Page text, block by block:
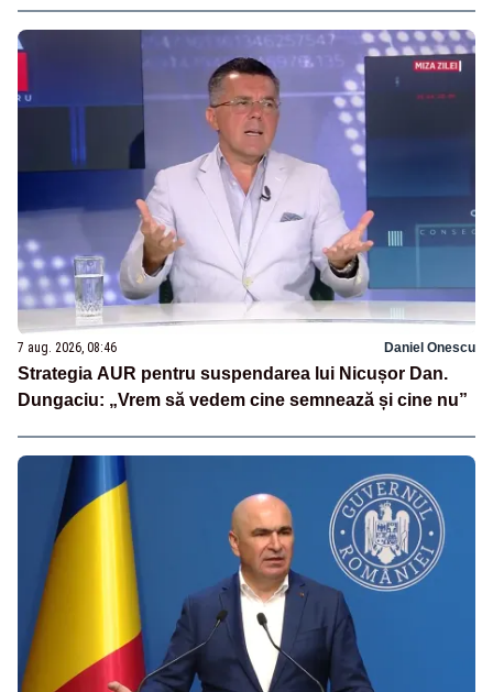
7 aug. 2026, 08:46 Daniel Onescu
Strategia AUR pentru suspendarea lui Nicușor Dan.
Dungaciu: „Vrem să vedem cine semnează și cine nu”